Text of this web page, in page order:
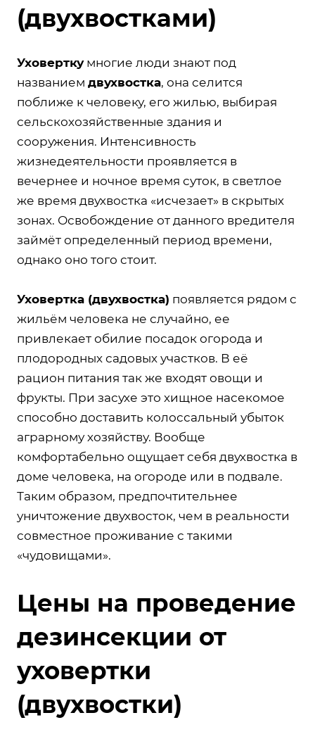
(двухвостками)
Уховерткумногие люди знают под
названием двухвостка, она селится
поближе к человеку, его жилью, выбирая
сельскохозяйственные здания и
сооружения. Интенсивность
жизнедеятельности проявляется в
вечернее и ночное время суток, в светлое
же время двухвостка «исчезает» в скрытых
зонах. Освобождение от данного вредителя
займёт определенный период времени,
однако оно того стоит.
Уховертка (двухвостка) появляется рядом с
жильём человека не случайно, ее
привлекает обилие посадок огорода и
плодородных садовых участков. В её
рацион питания так же входят овощи и
фрукты. При засухе это хищное насекомое
способно доставить колоссальный убыток
аграрному хозяйству. Вообще
комфортабельно ощущает себя двухвостка в
доме человека, на огороде или в подвале.
Таким образом, предпочтительнее
уничтожение двухвосток, чем в реальности
совместное проживание с такими
«чудовищами».
Цены на проведение
дезинсекции от
уховертки
(двухвостки)